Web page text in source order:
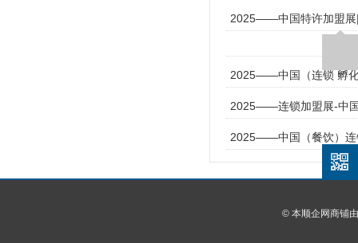
2025——中国特许加盟展
2025——中国（连锁 孵
2025——连锁加盟展-中
2025——中国（餐饮）连
© 本顺企网商铺由